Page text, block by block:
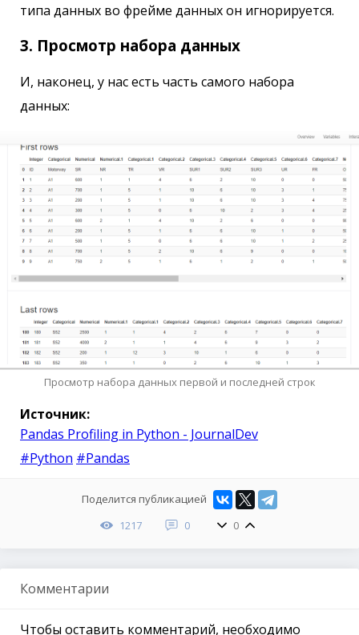
типа данных во фрейме данных он игнорируется.
3. Просмотр набора данных
И, наконец, у нас есть часть самого набора
данных:
Просмотр набора данных первой и последней строк
Источник:
Pandas Profiling in Python - JournalDev
#Python #Pandas
Поделится публикацией
1217
0 0
Комментарии
Чтобы оставить комментарий, необходимо